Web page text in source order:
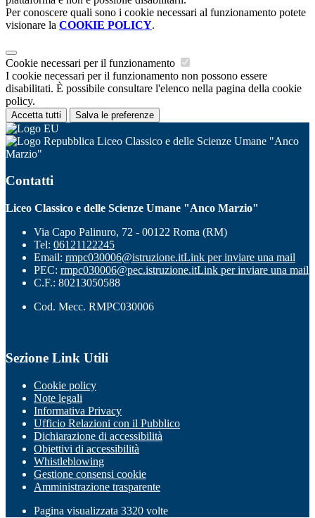
Per conoscere quali sono i cookie necessari al funzionamento potete
visionare la COOKIE POLICY.
Cookie necessari per il funzionamento
I cookie necessari per il funzionamento non possono essere
disabilitati. È possibile consultare l'elenco nella pagina della cookie
policy.
Accetta tutti Salva le preferenze
Liceo Classico e delle Scienze Umane "Anco
Marzio"
Contatti
Liceo Classico e delle Scienze Umane "Anco Marzio"
Via Capo Palinuro, 72 - 00122 Roma (RM)
Tel: 06121122245
Email: rmpc030006@istruzione.itLink per inviare una mail
PEC: rmpc030006@pec.istruzione.itLink per inviare una mail
C.F.: 80213050588
Cod. Mecc. RMPC030006
Sezione Link Utili
Cookie policy
Note legali
Informativa Privacy
Ufficio Relazioni con il Pubblico
Dichiarazione di accessibilità
Obiettivi di accessibilità
Whistleblowing
Gestione consensi cookie
Amministrazione trasparente
Pagina visualizzata 3320 volte